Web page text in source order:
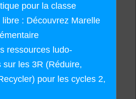
pour la classe
: Découvrez Marelle
ressources ludo-
sur les 3R (Réduire,
pour les cycles 2,